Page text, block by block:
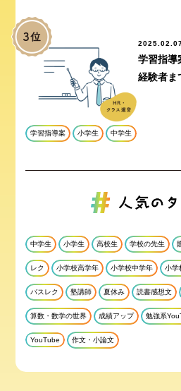
学習指導
経験者ま
学習指導案 小学生 中学生
中学生 小学生 高校生 学校の先生
レク 小学校高学年 小学校中学年 小学
バスレク 塾講師 夏休み 読書感想文
算数・数学の世界 成績アップ 勉強系
YouTube 作文・小論文